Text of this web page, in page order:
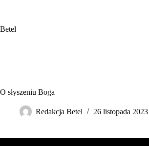
Betel
O słyszeniu Boga
Redakcja Betel 26 listopada 2023